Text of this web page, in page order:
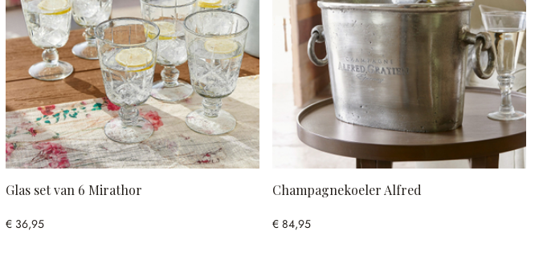
Glas set van 6 Mirathor
€ 36,95
Champagnekoeler Alfred
€ 84,95